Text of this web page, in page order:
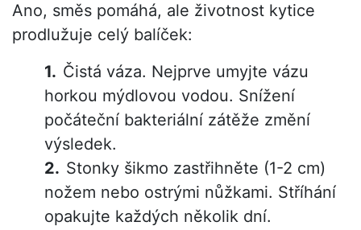
Ano, směs pomáhá, ale životnost kytice
prodlužuje celý balíček:
Čistá váza. Nejprve umyjte vázu
horkou mýdlovou vodou. Snížení
počáteční bakteriální zátěže změní
výsledek.
Stonky šikmo zastřihněte (1-2 cm)
nožem nebo ostrými nůžkami. Stříhání
opakujte každých několik dní.